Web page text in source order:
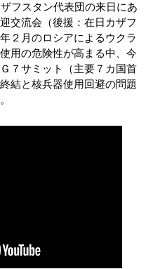
フスタン代表団の来日にあ
交流会（後援：在日カザフ
２月のロシアによるウクラ
用の危険性が高まる中、今
７サミット（主要７カ国首
結と核兵器使用回避の問題